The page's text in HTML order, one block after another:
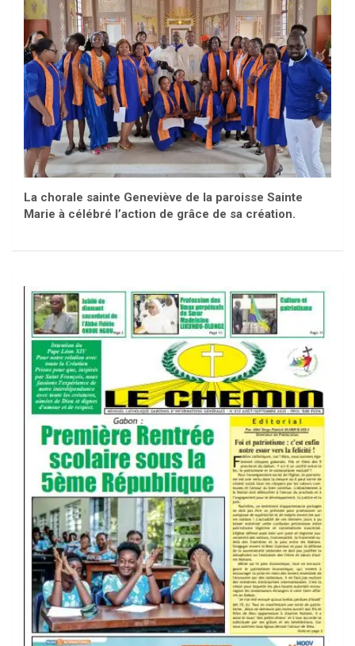
La chorale sainte Geneviève de la paroisse Sainte
Marie à célébré l’action de grâce de sa création.